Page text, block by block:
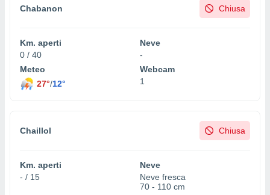
Chabanon Chiusa
Km. aperti
0 / 40
Neve
-
Meteo
27°/12°
Webcam
1
Chaillol Chiusa
Km. aperti
- / 15
Neve
Neve fresca
70 - 110 cm